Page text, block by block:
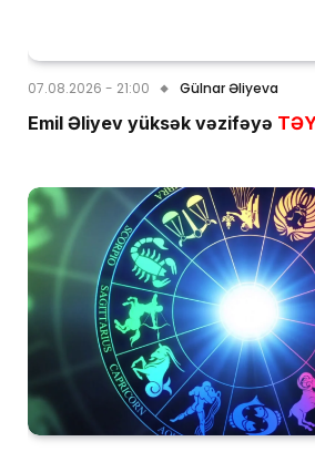
07.08.2026 - 21:00 Gülnar Əliyeva
Emil Əliyev yüksək vəzifəyə